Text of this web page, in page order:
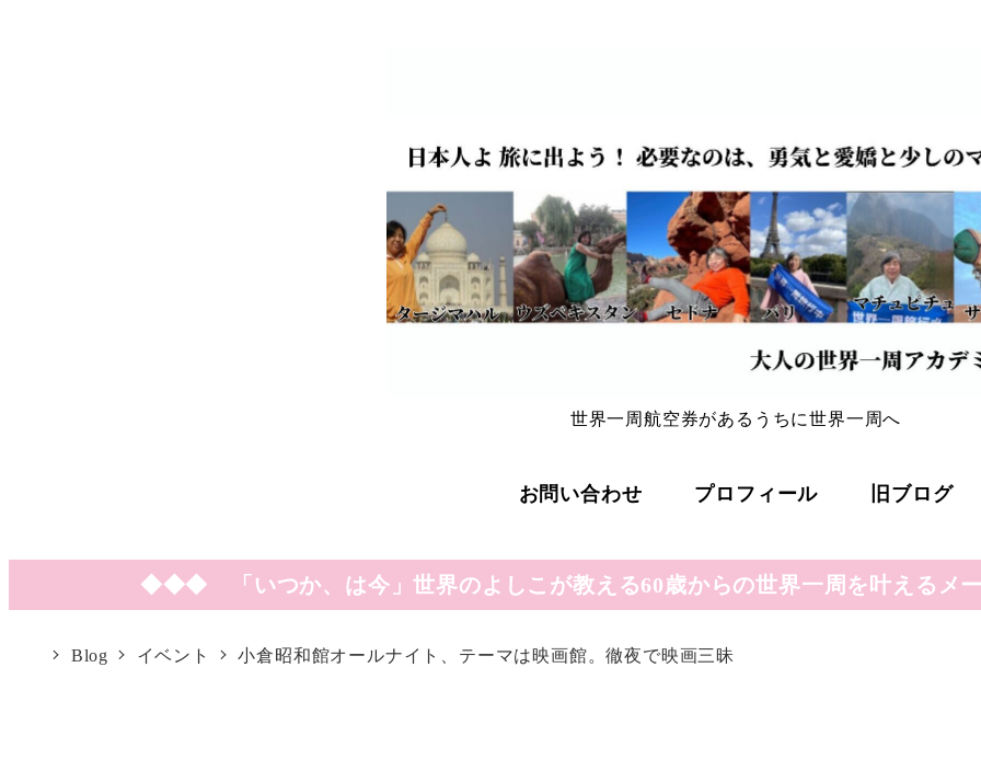
世界一周航空券があるうちに世界一周へ
お問い合わせ プロフィール 旧ブログ
◆◆◆ 「いつか、は今」世界のよしこが教える60歳からの世界一周を叶える
Blog イベント 小倉昭和館オールナイト、テーマは映画館。徹夜で映画三昧